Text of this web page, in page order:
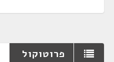
פרוטוקול